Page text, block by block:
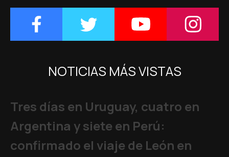
NOTICIAS MÁS VISTAS
Tres días en Uruguay, cuatro en
Argentina y siete en Perú:
confirmado el viaje de León en